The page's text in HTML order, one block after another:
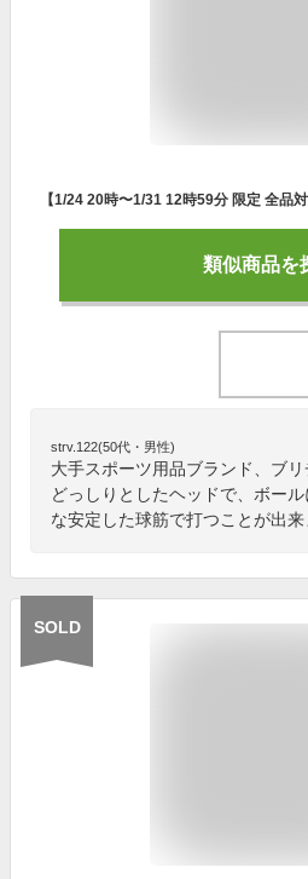
類似商品を
strv.122(50代・男性)
大手スポーツ用品ブランド、ブリ
どっしりとしたヘッドで、ボー
な安定した球筋で打つことが出来
SOLD